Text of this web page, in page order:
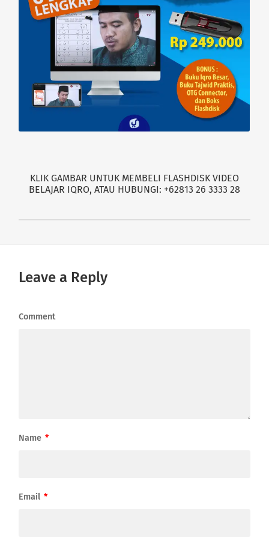
KLIK GAMBAR UNTUK MEMBELI FLASHDISK VIDEO
BELAJAR IQRO, ATAU HUBUNGI: +62813 26 3333 28
Leave a Reply
Comment
Name *
Email *